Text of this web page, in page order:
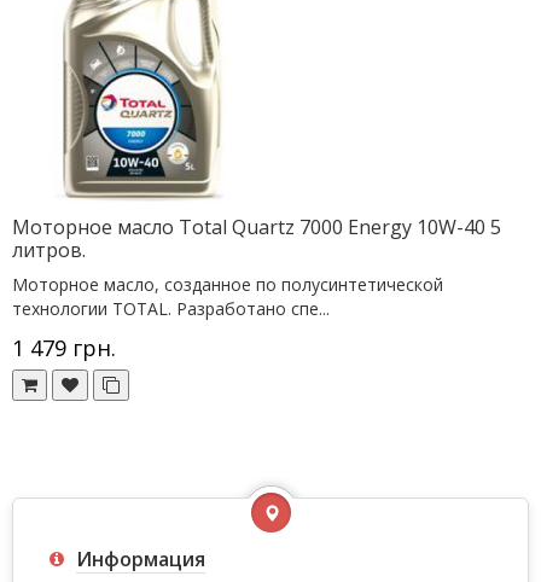
Моторное масло Total Quartz 7000 Energy 10W-40 5
литров.
Моторное масло, созданное по полусинтетической
технологии TOTAL. Разработано спе...
1 479 грн.
Информация